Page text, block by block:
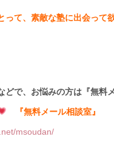
って、素敵な塾に出会って
どで、お悩みの方は『無料
『無料メール相談室』
msoudan/